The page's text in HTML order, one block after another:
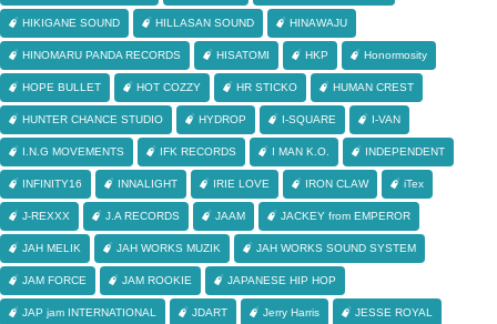
HIKIGANE SOUND HILLASAN SOUND HINAWAJU
HINOMARU PANDA RECORDS HISATOMI HKP Honormosity
HOPE BULLET HOT COZZY HR STICKO HUMAN CREST
HUNTER CHANCE STUDIO HYDROP I-SQUARE I-VAN
I.N.G MOVEMENTS IFK RECORDS I MAN K.O. INDEPENDENT
INFINITY16 INNALIGHT IRIE LOVE IRON CLAW iTex
J-REXXX J.A RECORDS JAAM JACKEY from EMPEROR
JAH MELIK JAH WORKS MUZIK JAH WORKS SOUND SYSTEM
JAM FORCE JAM ROOKIE JAPANESE HIP HOP
JAP jam INTERNATIONAL JDART Jerry Harris JESSE ROYAL